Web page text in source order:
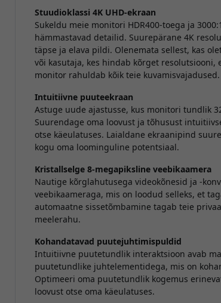
Stuudioklassi 4K UHD-ekraan
Sukeldu meie monitori HDR400-toega ja
hämmastavad detailid. Suurepärane 4K
täpse ja elava pildi. Olenemata sellest, kas
või kasutaja, kes hindab kõrget resolutsiooni,
monitor rahuldab kõik teie kuvamisvajadused.
Intuitiivne puuteekraan
Astuge uude ajastusse, kus monitori tundlik
Suurendage oma loovust ja tõhusust
otse käeulatuses. Laialdane ekraanipind
kogu oma loominguline potentsiaal.
Kristallselge 8-megapiksline veebikaamera
Nautige kõrglahutusega videokõnesid ja -
veebikaameraga, mis on loodud selleks, et
automaatne sissetõmbamine tagab teie
meelerahu.
Kohandatavad puutejuhtimispuldid
Intuitiivne puutetundlik interaktsioon avab
puutetundlike juhtelementidega, mis on
Optimeeri oma puutetundlik kogemus
loovust otse oma käeulatuses.